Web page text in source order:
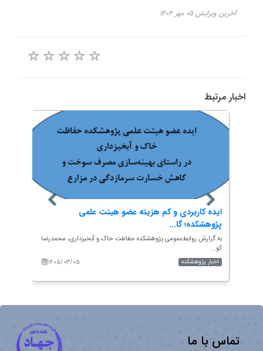
آخرین ویرایش ۰۵ مهر ۱۴۰۴
اخبار مرتبط
ایده کاربردی و کم هزینه عضو هیئت علمی
پژوهشکده؛ گا...
به گزارش روابط‌عمومی پژوهشکده حفاظت خاک و آبخیزداری، محمدرضا
کو...
۱۴۰۵/۰۳/۰۵
اخبار پژوهشکده
تماس با ما